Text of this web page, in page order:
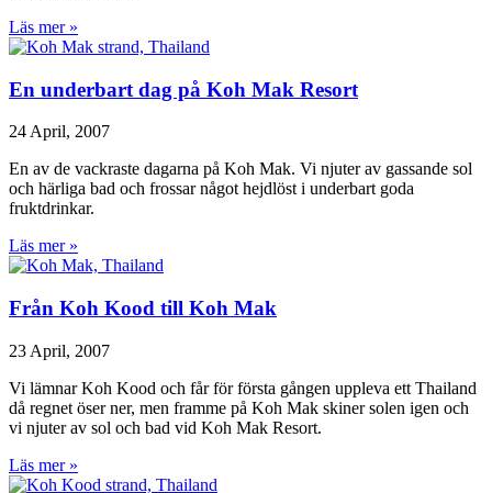
Läs mer »
En underbart dag på Koh Mak Resort
24 April, 2007
En av de vackraste dagarna på Koh Mak. Vi njuter av gassande sol
och härliga bad och frossar något hejdlöst i underbart goda
fruktdrinkar.
Läs mer »
Från Koh Kood till Koh Mak
23 April, 2007
Vi lämnar Koh Kood och får för första gången uppleva ett Thailand
då regnet öser ner, men framme på Koh Mak skiner solen igen och
vi njuter av sol och bad vid Koh Mak Resort.
Läs mer »